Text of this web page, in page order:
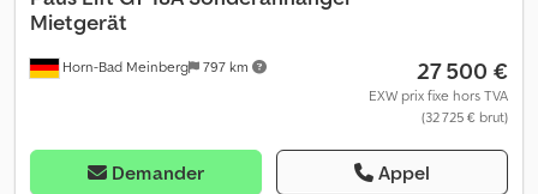
Horn-Bad Meinberg 797 km
Mietgerät
27 500 €
EXW prix fixe hors TVA
(32 725 € brut)
Demander Appel